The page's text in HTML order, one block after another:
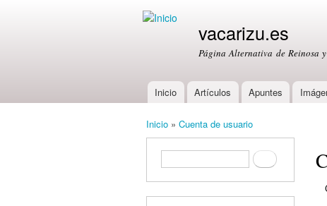
vacarizu.es
Página Alternativa de Reinosa
Main menu
Inicio Artículos Apuntes
You are here
Inicio » Cuenta de usuario
Formulario de búsquedaBuscar